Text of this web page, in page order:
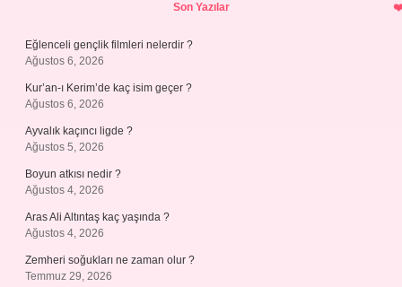
Son Yazılar
Eğlenceli gençlik filmleri nelerdir ?
Ağustos 6, 2026
Kur’an-ı Kerim’de kaç isim geçer ?
Ağustos 6, 2026
Ayvalık kaçıncı ligde ?
Ağustos 5, 2026
Boyun atkısı nedir ?
Ağustos 4, 2026
Aras Ali Altıntaş kaç yaşında ?
Ağustos 4, 2026
Zemheri soğukları ne zaman olur ?
Temmuz 29, 2026